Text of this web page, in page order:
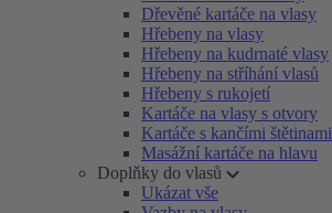
Dřevěné kartáče na vlasy
Hřebeny na vlasy
Hřebeny na kudrnaté vlasy
Hřebeny na stříhání vlasů
Hřebeny s rukojetí
Kartáče na vlasy s otvory
Kartáče s kančími štětinami
Masážní kartáče na hlavu
Doplňky do vlasů
Ukázat vše